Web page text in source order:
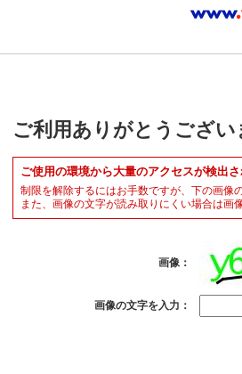
ご利用ありがとうござい
ご使用の環境から大量のアクセスが検出
制限を解除するにはお手数ですが、下の画像
また、画像の文字が読み取りにくい場合は画
画像：
画像の文字を入力：